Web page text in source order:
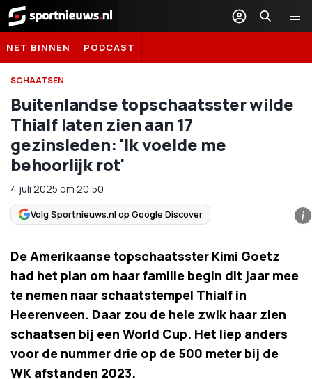
Sportnieuws.nl
NET BINNEN PODCAST
SCHAATSEN
Buitenlandse topschaatsster wilde
Thialf laten zien aan 17
gezinsleden: 'Ik voelde me
behoorlijk rot'
4 juli 2025 om 20:50
Volg Sportnieuws.nl op Google Discover i
De Amerikaanse topschaatsster Kimi Goetz
had het plan om haar familie begin dit jaar mee
te nemen naar schaatstempel Thialf in
Heerenveen. Daar zou de hele zwik haar zien
schaatsen bij een World Cup. Het liep anders
voor de nummer drie op de 500 meter bij de
WK afstanden 2023.